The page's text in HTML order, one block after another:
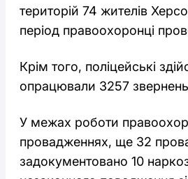
територій 74 жителів
період правоохоронці
Крім того, поліцейські
опрацювали 3257
У межах роботи
провадженнях, ще 32
задокументовано 10